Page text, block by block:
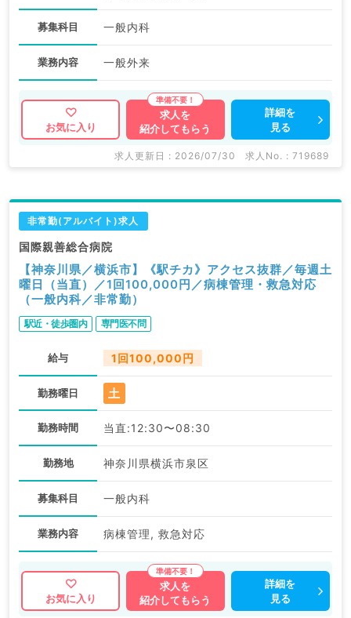
募集科目 一般内科
業務内容 一般外来
お気に入り
求人を
紹介してもらう
詳細を
見る
求人更新日 : 2026/07/30 求人No. : 719689
非常勤(アルバイト)求人
国際親善総合病院
【神奈川県／横浜市】《駅チカ》アクセス抜群／毎週土
曜日（当直）／1回100,000円／病棟管理・救急対応
（一般内科／非常勤）
駅近・徒歩圏内 専門医不問
給与 1回100,000円
勤務曜日 土
勤務時間 当直:12:30〜08:30
勤務地 神奈川県横浜市泉区
募集科目 一般内科
業務内容 病棟管理, 救急対応
お気に入り
求人を
紹介してもらう
詳細を
見る